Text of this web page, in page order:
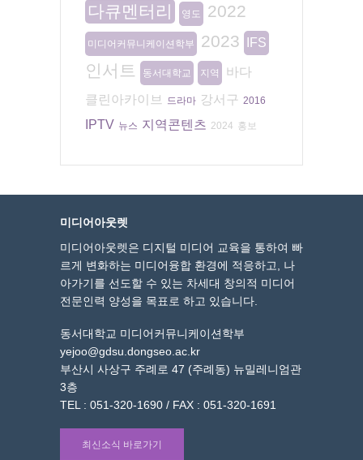
다큐멘터리
영도 2022
미디어커뮤니케이션학부 2023 IFS
인서트 동서대학교 지역
바다
클린아카이브
드라마 강서구 2016
IPTV 뉴스 지역콘텐츠 2024 홍보
미디어아웃렛
미디어아웃렛은 디지털 미디어 교육을 통하여 빠
르게 변화하는 미디어융합 환경에 적응하고, 나
아가기를 선도할 수 있는 차세대 창의적 미디어
전문인력 양성을 목표로 하고 있습니다.
동서대학교 미디어커뮤니케이션학부
yejoo@gdsu.dongseo.ac.kr
부산시 사상구 주례로 47 (주례동) 뉴밀레니엄관
3층
TEL : 051-320-1690 / FAX : 051-320-1691
최신소식 바로가기